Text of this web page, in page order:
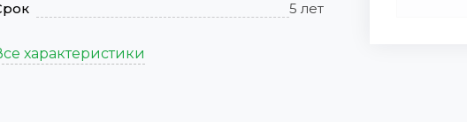
5 лет
характеристики